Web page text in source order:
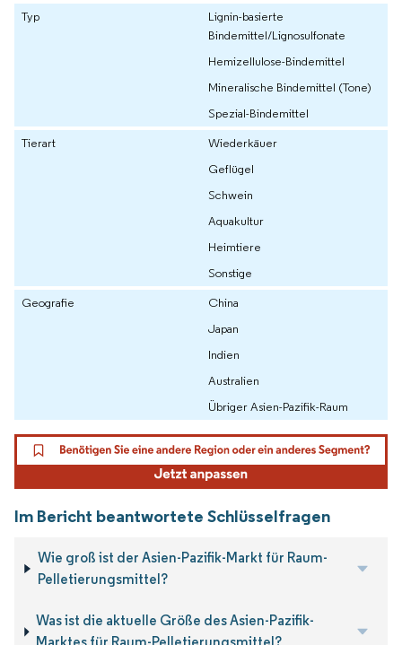
Typ
Lignin-basierte
Bindemittel/Lignosulfonate
Hemizellulose-Bindemittel
Mineralische Bindemittel (Tone)
Spezial-Bindemittel
Tierart
Wiederkäuer
Geflügel
Schwein
Aquakultur
Heimtiere
Sonstige
Geografie
China
Japan
Indien
Australien
Übriger Asien-Pazifik-Raum
Im Bericht beantwortete Schlüsselfragen
Wie groß ist der Asien-Pazifik-Markt für Raum-
Pelletierungsmittel?
Was ist die aktuelle Größe des Asien-Pazifik-